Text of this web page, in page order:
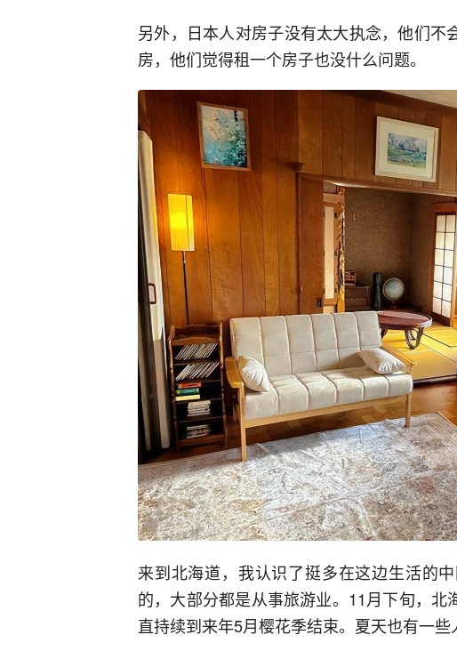
另外，日本人对房子没有太大执念，他们
房，他们觉得租一个房子也没什么问题。
来到北海道，我认识了挺多在这边生活的
的，大部分都是从事旅游业。11月下旬，
直持续到来年5月樱花季结束。夏天也有一些